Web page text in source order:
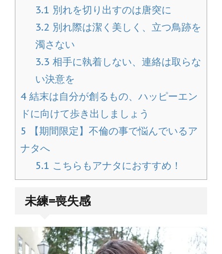
3.1 別れを切り出すのは唐突に
3.2 別れ際は潔く美しく、立つ鳥跡を
濁さない
3.3 相手に執着しない、連絡は取らな
い決意を
4 結末は自分が創るもの、ハッピーエン
ドに向けて歩き出しましょう
5 【期間限定】不倫の事で悩んでいるア
ナタへ
5.1 こちらもアナタにおすすめ！
未練=喪失感